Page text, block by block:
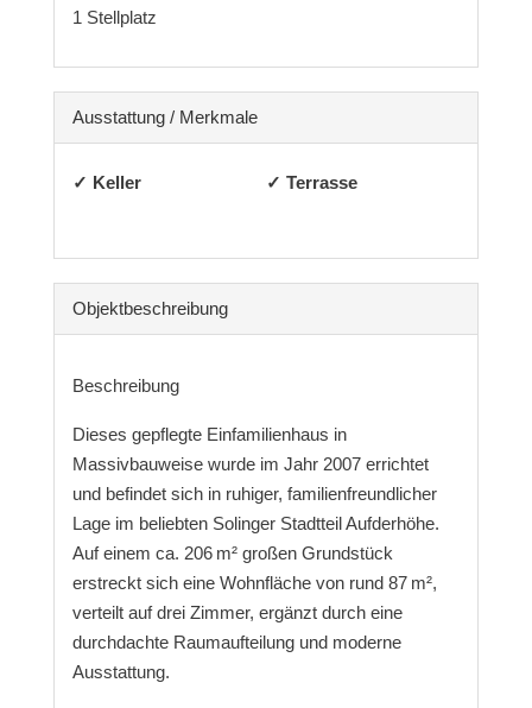
1 Stellplatz
Ausstattung / Merkmale
✓ Keller ✓ Terrasse
Objekt­beschreibung
Beschreibung
Dieses gepflegte Einfamilienhaus in
Massivbauweise wurde im Jahr 2007 errichtet
und befindet sich in ruhiger, familienfreundlicher
Lage im beliebten Solinger Stadtteil Aufderhöhe.
Auf einem ca. 206 m² großen Grundstück
erstreckt sich eine Wohnfläche von rund 87 m²,
verteilt auf drei Zimmer, ergänzt durch eine
durchdachte Raumaufteilung und moderne
Ausstattung.